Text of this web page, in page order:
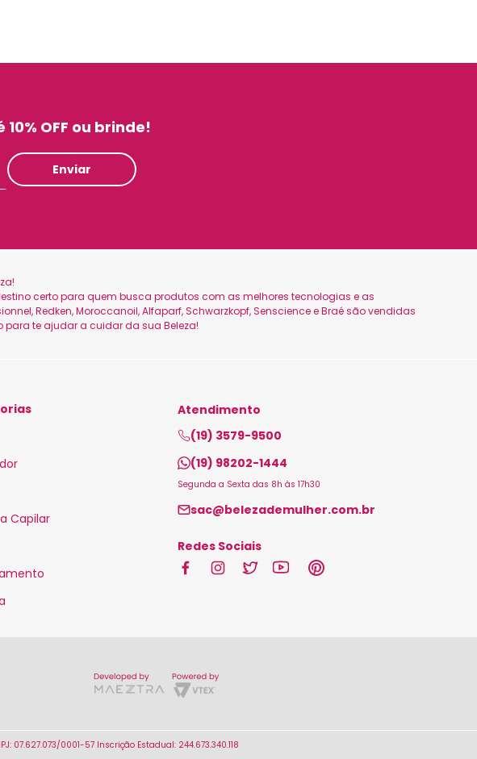
OFF ou brinde!
Enviar
certo para quem busca produtos com as melhores tecnologias e as
Redken, Moroccanoil, Alfaparf, Schwarzkopf, Senscience e Braé são vendidas
te ajudar a cuidar da sua Beleza!
Capilar
Atendimento
(19) 3579-9500
(19) 98202-1444
Segunda a Sexta das 8h às 17h30
sac@belezademulher.com.br
Redes Sociais
07.627.073/0001-57 Inscrição Estadual: 244.673.340.118